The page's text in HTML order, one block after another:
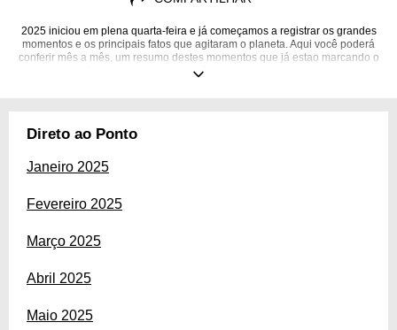
2025 iniciou em plena quarta-feira e já começamos a registrar os grandes
momentos e os principais fatos que agitaram o planeta. Aqui você poderá
conferir mês a mês, um resumo destes momentos que já estao marcando o
mundo. Siga a nossa página e não deixe de acompanhar estes
Direto ao Ponto
Janeiro 2025
Fevereiro 2025
Março 2025
Abril 2025
Maio 2025